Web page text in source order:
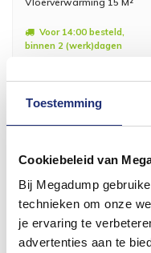
Toestemming
Cookiebeleid van
Bij Megadump
technieken om onze
je ervaring te
advertenties aan te
Voor 14:00 besteld,
binnen 2 (werk)dagen
Meer info